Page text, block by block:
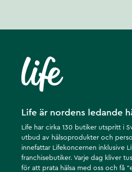
Life är nordens ledande
Life har cirka 130 butiker utspritt i
utbud av hälsoprodukter och
innefattar Lifekoncernen inklusive
franchisebutiker. Varje dag kliver
för att prata hälsa med oss och få